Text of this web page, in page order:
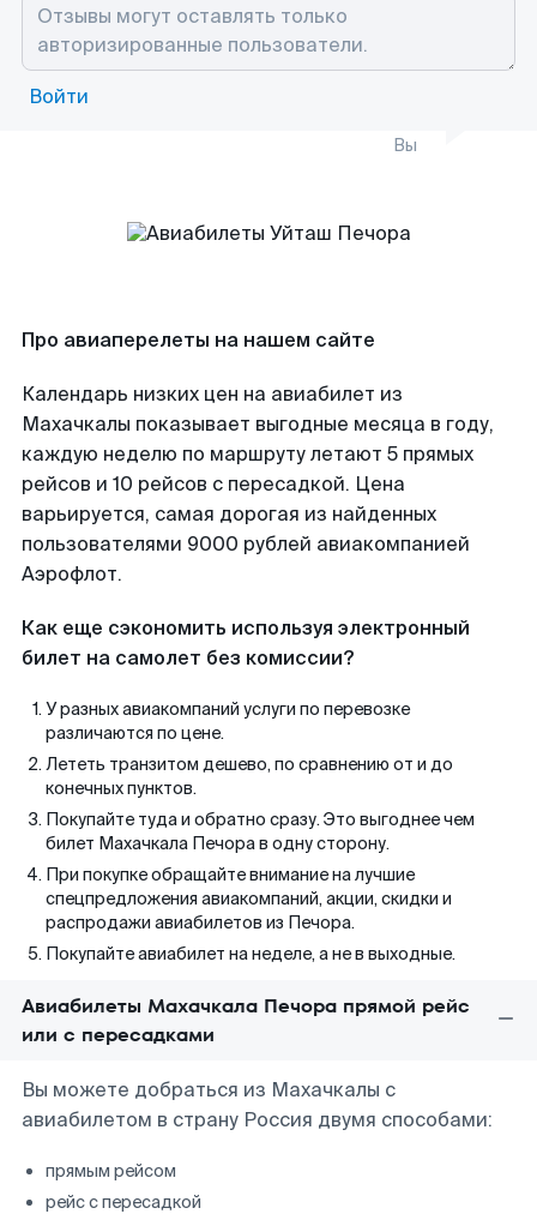
Войти
Вы
Про авиаперелеты на нашем сайте
Календарь низких цен на авиабилет из
Махачкалы показывает выгодные месяца в году,
каждую неделю по маршруту летают 5 прямых
рейсов и 10 рейсов с пересадкой. Цена
варьируется, самая дорогая из найденных
пользователями 9000 рублей авиакомпанией
Аэрофлот.
Как еще сэкономить используя электронный
билет на самолет без комиссии?
У разных авиакомпаний услуги по перевозке
различаются по цене.
Лететь транзитом дешево, по сравнению от и до
конечных пунктов.
Покупайте туда и обратно сразу. Это выгоднее чем
билет Махачкала Печора в одну сторону.
При покупке обращайте внимание на лучшие
спецпредложения авиакомпаний, акции, скидки и
распродажи авиабилетов из Печора.
Покупайте авиабилет на неделе, а не в выходные.
Авиабилеты Махачкала Печора прямой рейс
или с пересадками
Вы можете добраться из Махачкалы с
авиабилетом в страну Россия двумя способами:
прямым рейсом
рейс с пересадкой